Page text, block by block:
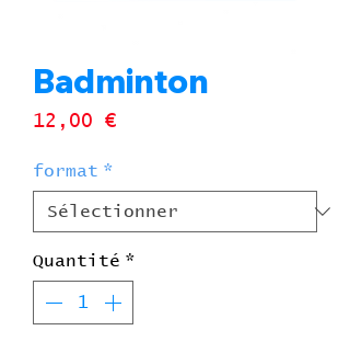
Badminton
12,00 €
format *
Quantité *